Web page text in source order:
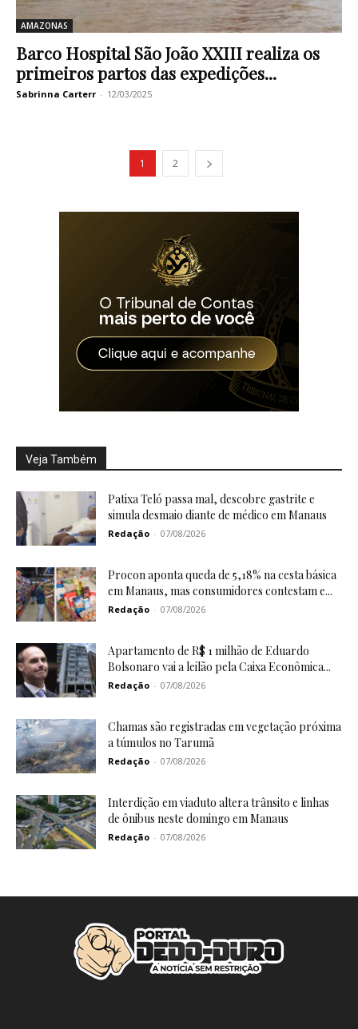
AMAZONAS
Barco Hospital São João XXIII realiza os
primeiros partos das expedições...
Sabrinna Carterr - 12/03/2025
1 2
Veja Também
Patixa Teló passa mal, descobre gastrite e
simula desmaio diante de médico em Manaus
Redação - 07/08/2026
Procon aponta queda de 5,18% na cesta básica
em Manaus, mas consumidores contestam e...
Redação - 07/08/2026
Apartamento de R$ 1 milhão de Eduardo
Bolsonaro vai a leilão pela Caixa Econômica...
Redação - 07/08/2026
Chamas são registradas em vegetação próxima
a túmulos no Tarumã
Redação - 07/08/2026
Interdição em viaduto altera trânsito e linhas
de ônibus neste domingo em Manaus
Redação - 07/08/2026